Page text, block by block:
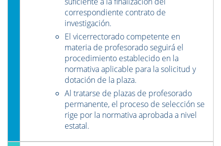
correspondiente contrato de
investigación.
El vicerrectorado competente en
materia de profesorado seguirá el
procedimiento establecido en la
normativa aplicable para la solicitud y
dotación de la plaza.
Al tratarse de plazas de profesorado
permanente, el proceso de selección se
rige por la normativa aprobada a nivel
estatal.